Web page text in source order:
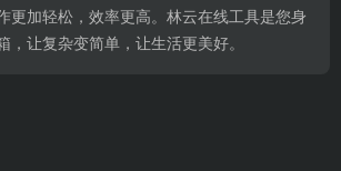
更加轻松，效率更高。林云在线工具是您身
，让复杂变简单，让生活更美好。